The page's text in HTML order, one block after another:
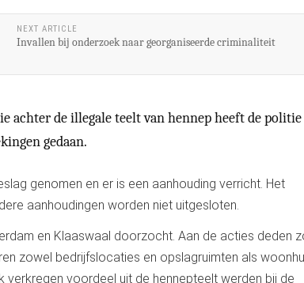
NEXT ARTICLE
Invallen bij onderzoek naar georganiseerde criminaliteit
achter de illegale teelt van hennep heeft de politie
gedaan.
genomen en er is een aanhouding verricht. Het
aanhoudingen worden niet uitgesloten.
en Klaaswaal doorzocht. Aan de acties deden
zowel bedrijfslocaties en opslagruimten als
voordeel uit de hennepteelt werden bij de